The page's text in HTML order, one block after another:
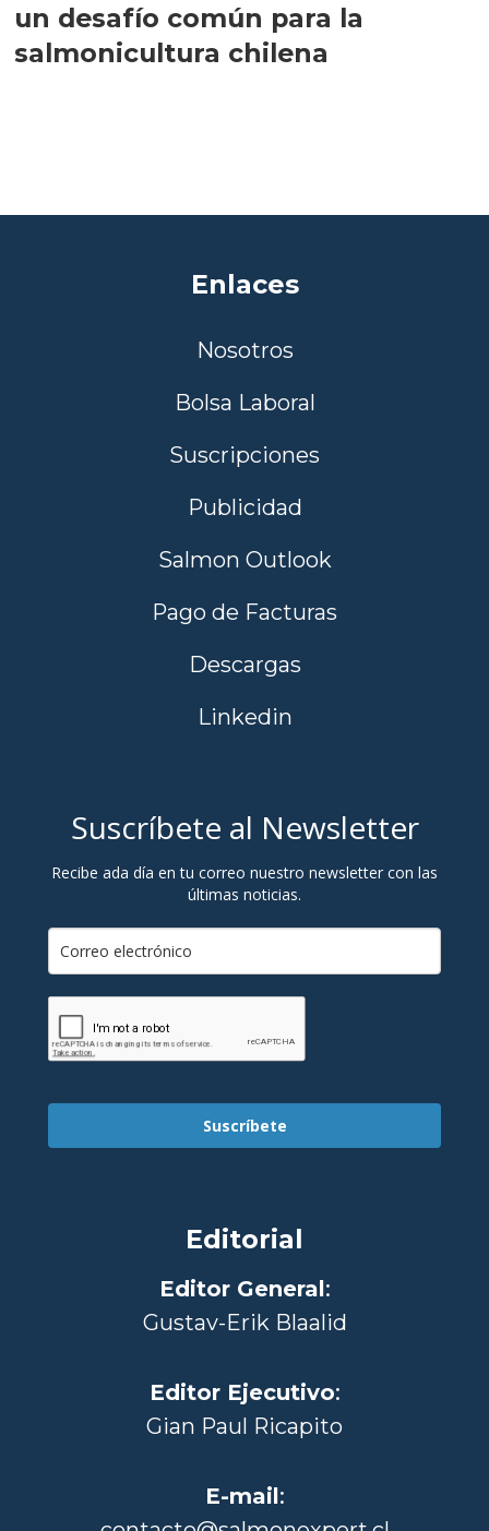
un desafío común para la
salmonicultura chilena
Enlaces
Nosotros
Bolsa Laboral
Suscripciones
Publicidad
Salmon Outlook
Pago de Facturas
Descargas
Linkedin
Suscríbete al Newsletter
Recibe ada día en tu correo nuestro newsletter con las
últimas noticias.
Suscríbete
Editorial
Editor General:
Gustav-Erik Blaalid
Editor Ejecutivo:
Gian Paul Ricapito
E-mail: